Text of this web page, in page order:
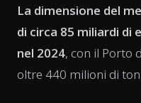
La dimensione del
di circa 85 miliardi di
nel 2024, con il Porto
oltre 440 milioni di